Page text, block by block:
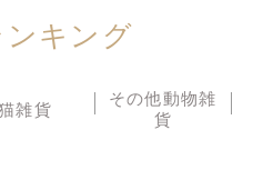
ンキング
雑貨
その他動物雑
貨